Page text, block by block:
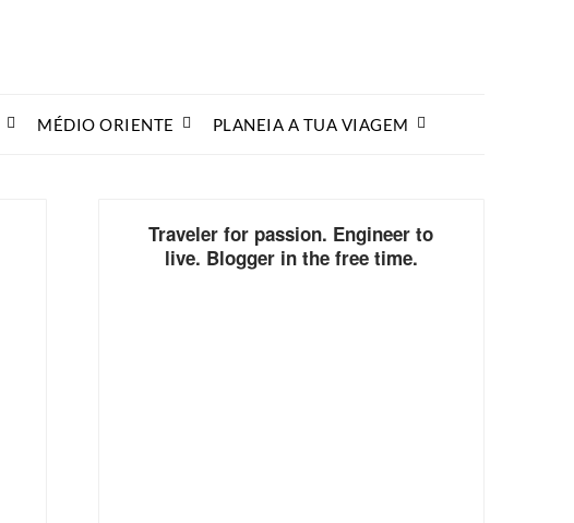
MÉDIO ORIENTE PLANEIA A TUA VIAGEM
Traveler for passion. Engineer to
live. Blogger in the free time.